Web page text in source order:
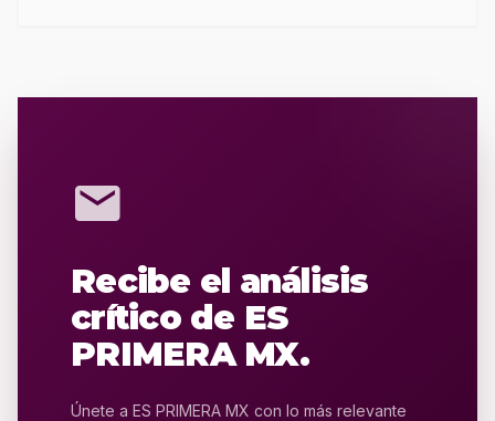
mail
Recibe el análisis
crítico de ES
PRIMERA MX.
Únete a ES PRIMERA MX con lo más relevante